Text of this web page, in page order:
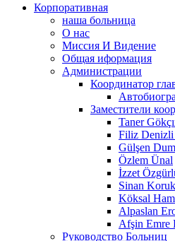
Корпоративная
наша больница
О нас
Миссия И Видение
Общая иформация
Администрации
Координатор
Заместители
Taner
Filiz Denizli
Gülşen
Özlem Ünal
İzzet
Sinan
Köksal
Alpaslan
Afşin Emre
Руководство Больниц